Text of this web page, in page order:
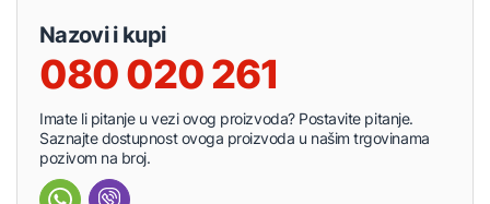
Nazovi i kupi
080 020 261
Imate li pitanje u vezi ovog proizvoda? Postavite pitanje.
Saznajte dostupnost ovoga proizvoda u našim trgovinama
pozivom na broj.